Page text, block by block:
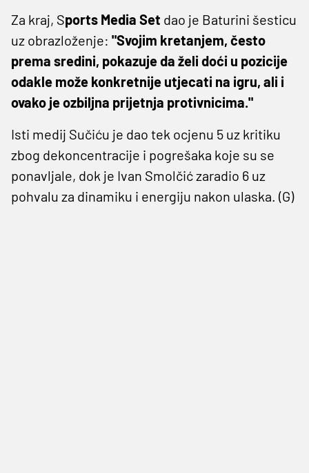
Za kraj, Sports Media Set dao je Baturini šesticu
uz obrazloženje: "Svojim kretanjem, često
prema sredini, pokazuje da želi doći u pozicije
odakle može konkretnije utjecati na igru, ali i
ovako je ozbiljna prijetnja protivnicima."
Isti medij Sučiću je dao tek ocjenu 5 uz kritiku
zbog dekoncentracije i pogrešaka koje su se
ponavljale, dok je Ivan Smolčić zaradio 6 uz
pohvalu za dinamiku i energiju nakon ulaska. (G)